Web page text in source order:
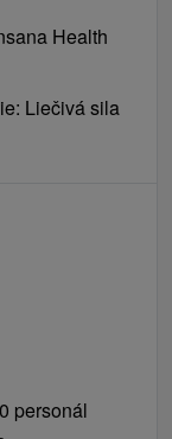
Health
Liečivá sila
personál